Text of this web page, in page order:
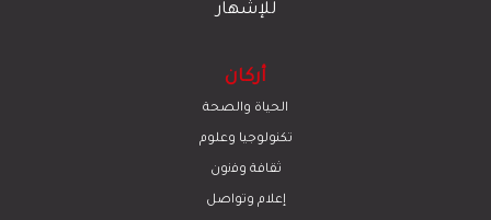
للإشهار
أركان
الحياة والصحة
تكنولوجيا وعلوم
ﺛﻘﺎﻓﺔ وﻓﻧون
إعلام وتواصل